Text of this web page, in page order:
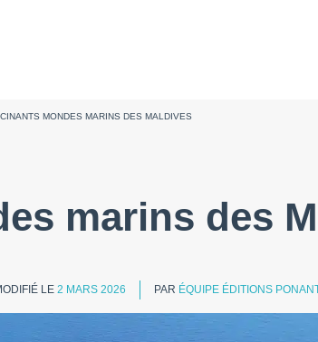
MONDES MARINS DES MALDIVES
marins des
LE 2 MARS 2026 PAR ÉQUIPE ÉDITIONS